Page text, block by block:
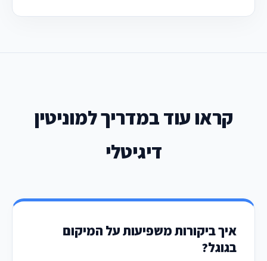
קראו עוד במדריך למוניטין
דיגיטלי
איך ביקורות משפיעות על המיקום
בגוגל?